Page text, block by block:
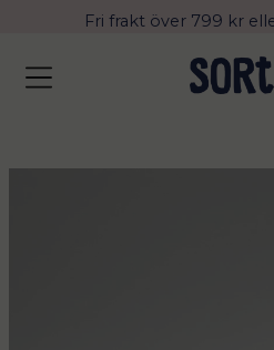
Fri frakt över 799 kr
Leverans 2-4